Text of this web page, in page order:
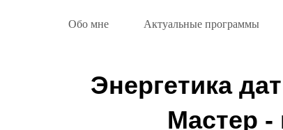
Обо мне Актуальные программы
Энергетика
Мастер -